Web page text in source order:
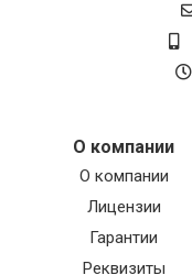
О компании
О компании
Лицензии
Гарантии
Реквизиты